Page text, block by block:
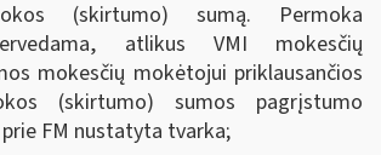
(skirtumo) sumą. Permoka
atlikus VMI mokesčių
mokesčių mokėtojui priklausančios
(skirtumo) sumos pagrįstumo
FM nustatyta tvarka;